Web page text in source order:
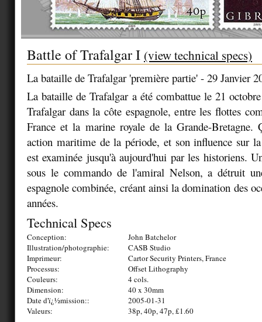
Battle of Trafalgar I (view technical specs)
La bataille de Trafalgar 'première partie' - 29 Janvier
La bataille de Trafalgar a été combattue le 21
Trafalgar dans la côte espagnole, entre les flottes
France et la marine royale de la Grande-Bretagne.
action maritime de la période, et son influence sur
est examinée jusqu'à aujourd'hui par les historiens.
sous le commando de l'amiral Nelson, a détruit
espagnole combinée, créant ainsi la domination des
années.
Technical Specs
Conception:
John Batchelor
Illustration/photographie:
CASB Studio
Imprimeur:
Cartor Security Printers, France
Processus:
Offset Lithography
Couleurs:
4 cols.
Dimension:
40 x 30mm
Date d'ï¿½mission::
2005-01-31
Valeurs:
38p, 40p, 47p, £1.60